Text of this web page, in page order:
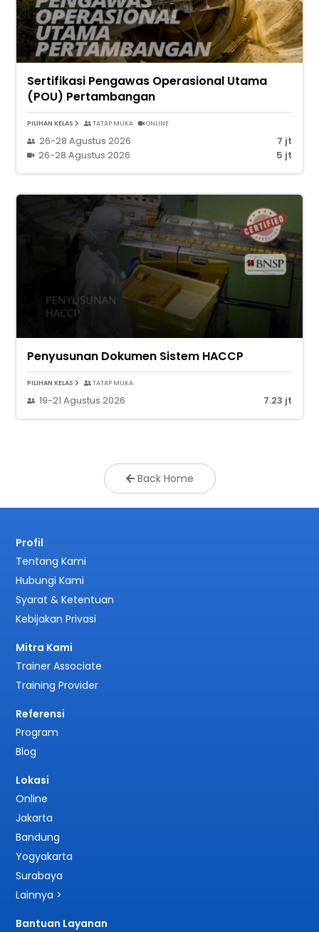
Sertifikasi Pengawas Operasional Utama
(POU) Pertambangan
PILIHAN KELAS TATAP MUKA ONLINE
26-28 Agustus 2026
7 jt
26-28 Agustus 2026
5 jt
Penyusunan Dokumen Sistem HACCP
PILIHAN KELAS TATAP MUKA
19-21 Agustus 2026 7.23 jt
Back Home
Profil
Tentang Kami
Hubungi Kami
Syarat & Ketentuan
Kebijakan Privasi
Mitra Kami
Trainer Associate
Training Provider
Referensi
Program
Blog
Lokasi
Online
Jakarta
Bandung
Yogyakarta
Surabaya
Lainnya >
Bantuan Layanan